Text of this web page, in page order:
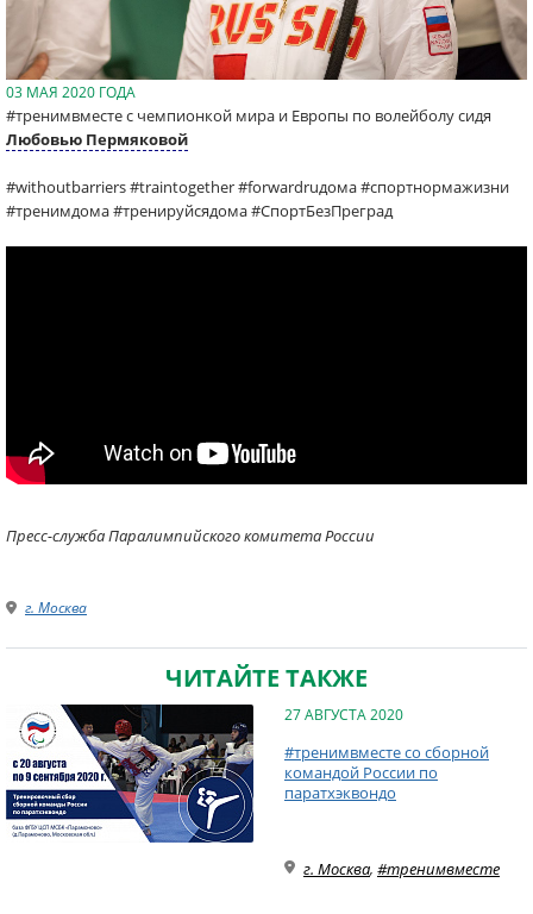
03 МАЯ 2020 ГОДА
#тренимвместе с чемпионкой мира и Европы по волейболу сидя
Любовью Пермяковой
#withoutbarriers #traintogether #forwardruдома #спортнормажизни
#тренимдома #тренируйсядома #СпортБезПреград
Пресс-служба Паралимпийского комитета России
г. Москва
ЧИТАЙТЕ ТАКЖЕ
27 АВГУСТА 2020
#тренимвместе со сборной
командой России по
паратхэквондо
г. Москва, #тренимвместе